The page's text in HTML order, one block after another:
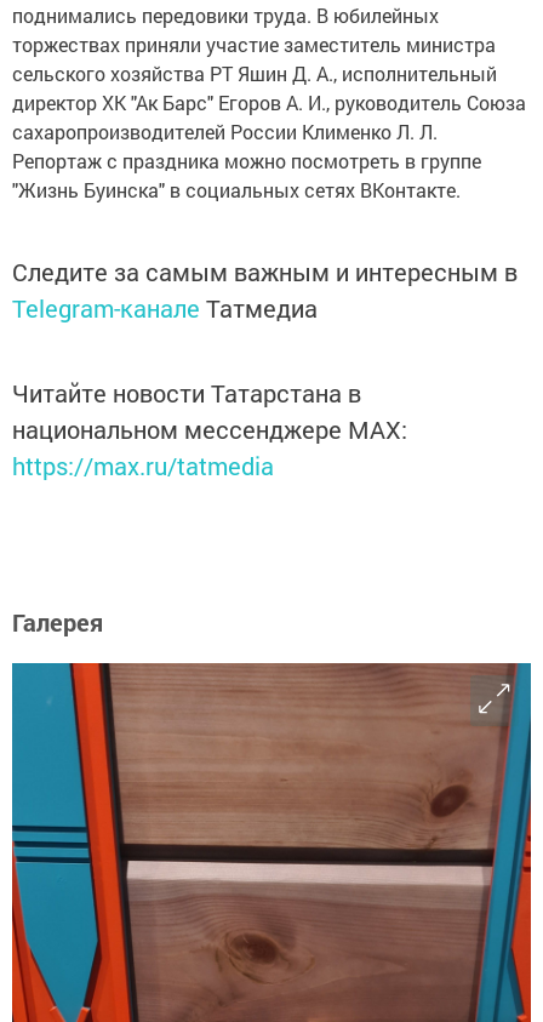
поднимались передовики труда. В юбилейных
торжествах приняли участие заместитель министра
сельского хозяйства РТ Яшин Д. А., исполнительный
директор ХК "Ак Барс" Егоров А. И., руководитель Союза
сахаропроизводителей России Клименко Л. Л.
Репортаж с праздника можно посмотреть в группе
"Жизнь Буинска" в социальных сетях ВКонтакте.
Следите за самым важным и интересным в
Telegram-канале Татмедиа
Читайте новости Татарстана в
национальном мессенджере MАХ:
https://max.ru/tatmedia
Галерея